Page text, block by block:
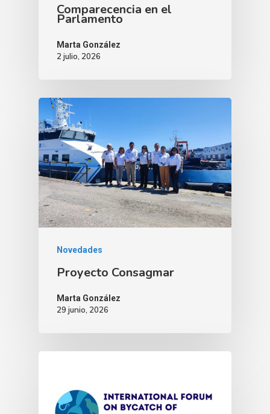
Comparecencia en el
Parlamento
Marta González
2 julio, 2026
Novedades
Proyecto Consagmar
Marta González
29 junio, 2026